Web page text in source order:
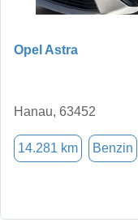
Opel Astra
Hanau, 63452
14.281 km Benzin